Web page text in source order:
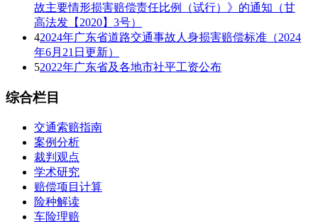
故主要情形损害赔偿责任比例（试行）》的通知（甘
高法发【2020】3号）
42024年广东省道路交通事故人身损害赔偿标准（2024
年6月21日更新）
52022年广东省及各地市社平工资公布
综合栏目
交通索赔指南
案例分析
裁判观点
学术研究
赔偿项目计算
险种解读
车险理赔